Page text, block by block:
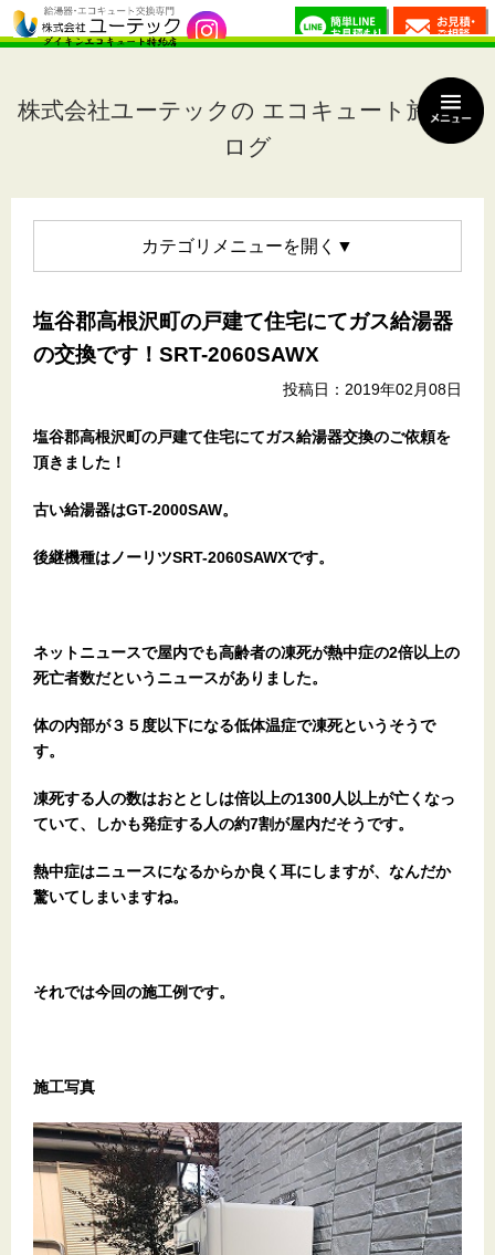
株式会社ユーテックの エコキュート施工ブ
ログ
カテゴリメニュー
塩谷郡高根沢町の戸建て住宅にてガス給湯器
の交換です！SRT-2060SAWX
投稿日：2019年02月08日
塩谷郡高根沢町の戸建て住宅にてガス給湯器交換のご依頼を
頂きました！
古い給湯器はGT-2000SAW。
後継機種はノーリツSRT-2060SAWXです。
ネットニュースで屋内でも高齢者の凍死が熱中症の2倍以上の
死亡者数だというニュースがありました。
体の内部が３５度以下になる低体温症で凍死というそうで
す。
凍死する人の数はおととしは倍以上の1300人以上が亡くなっ
ていて、しかも発症する人の約7割が屋内だそうです。
熱中症はニュースになるからか良く耳にしますが、なんだか
驚いてしまいますね。
それでは今回の施工例です。
施工写真